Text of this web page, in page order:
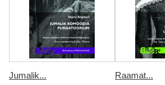
Jumalik... Raamat...